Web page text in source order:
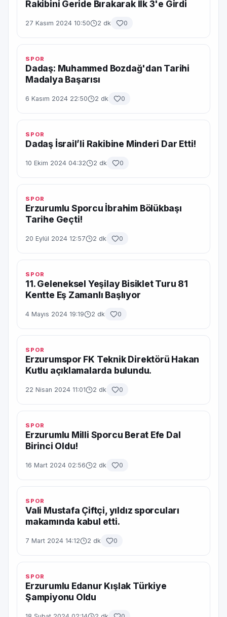
Rakibini Geride Bırakarak İlk 3'e Girdi
27 Kasım 2024 10:50 2 dk 0
SPOR
Dadaş: Muhammed Bozdağ'dan Tarihi
Madalya Başarısı
6 Kasım 2024 22:50 2 dk 0
SPOR
Dadaş İsrail’li Rakibine Minderi Dar Etti!
10 Ekim 2024 04:32 2 dk 0
SPOR
Erzurumlu Sporcu İbrahim Bölükbaşı
Tarihe Geçti!
20 Eylül 2024 12:57 2 dk 0
SPOR
11. Geleneksel Yeşilay Bisiklet Turu 81
Kentte Eş Zamanlı Başlıyor
4 Mayıs 2024 19:19 2 dk 0
SPOR
Erzurumspor FK Teknik Direktörü Hakan
Kutlu açıklamalarda bulundu.
22 Nisan 2024 11:01 2 dk 0
SPOR
Erzurumlu Milli Sporcu Berat Efe Dal
Birinci Oldu!
16 Mart 2024 02:56 2 dk 0
SPOR
Vali Mustafa Çiftçi, yıldız sporcuları
makamında kabul etti.
7 Mart 2024 14:12 2 dk 0
SPOR
Erzurumlu Edanur Kışlak Türkiye
Şampiyonu Oldu